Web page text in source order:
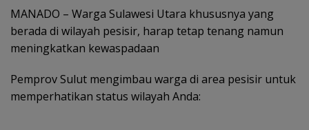
MANADO – Warga Sulawesi Utara khususnya yang
berada di wilayah pesisir, harap tetap tenang namun
meningkatkan kewaspadaan
Pemprov Sulut mengimbau warga di area pesisir untuk
memperhatikan status wilayah Anda: